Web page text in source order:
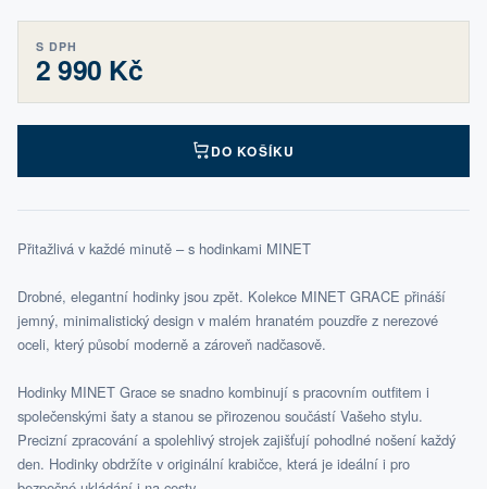
S DPH
2 990 Kč
DO KOŠÍKU
Přitažlivá v každé minutě – s hodinkami MINET
Drobné, elegantní hodinky jsou zpět. Kolekce MINET GRACE přináší
jemný, minimalistický design v malém hranatém pouzdře z nerezové
oceli, který působí moderně a zároveň nadčasově.
Hodinky MINET Grace se snadno kombinují s pracovním outfitem i
společenskými šaty a stanou se přirozenou součástí Vašeho stylu.
Precizní zpracování a spolehlivý strojek zajišťují pohodlné nošení každý
den. Hodinky obdržíte v originální krabičce, která je ideální i pro